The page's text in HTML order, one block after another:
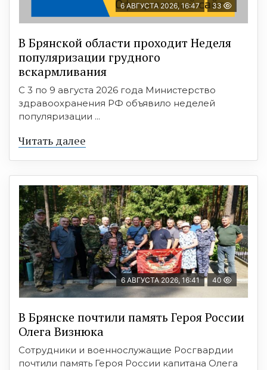
6 АВГУСТА 2026, 16:47 33
В Брянской области проходит Неделя
популяризации грудного
вскармливания
С 3 по 9 августа 2026 года Министерство
здравоохранения РФ объявило неделей
популяризации ...
Читать далее
6 АВГУСТА 2026, 16:41 40
В Брянске почтили память Героя России
Олега Визнюка
Сотрудники и военнослужащие Росгвардии
почтили память Героя России капитана Олега